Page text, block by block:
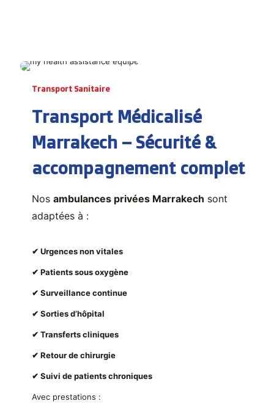
Transport Sanitaire
Transport Médicalisé
Marrakech – Sécurité &
accompagnement complet
Nosambulances privées Marrakech sont
adaptées à :
✔ Urgences non vitales
✔ Patients sous oxygène
✔ Surveillance continue
✔ Sorties d’hôpital
✔ Transferts cliniques
✔ Retour de chirurgie
✔ Suivi de patients chroniques
Avec prestations :